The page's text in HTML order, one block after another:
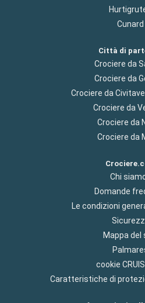
Cunard
Città di
Crociere da
Crociere da
Crociere da
Crociere da
Crociere da
Crociere da
Chi
Domande
Le condizioni
Mappa del
cookie
Caratteristiche di